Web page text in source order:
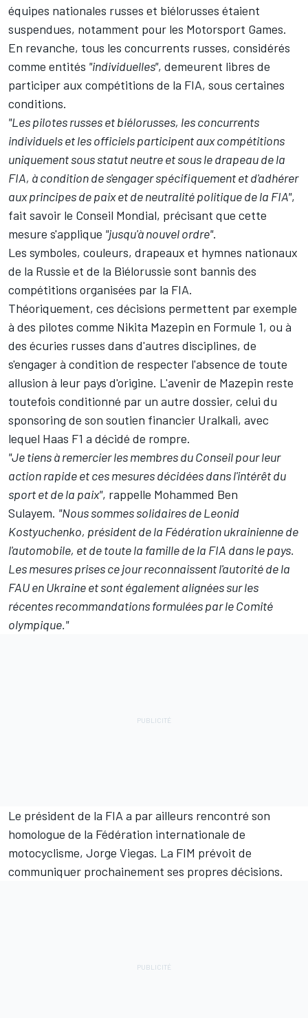
équipes nationales russes et biélorusses étaient
suspendues, notamment pour les Motorsport Games.
En revanche, tous les concurrents russes, considérés
comme entités "individuelles", demeurent libres de
participer aux compétitions de la FIA, sous certaines
conditions.
"Les pilotes russes et biélorusses, les concurrents
individuels et les officiels participent aux compétitions
uniquement sous statut neutre et sous le drapeau de la
FIA, à condition de s'engager spécifiquement et d'adhérer
aux principes de paix et de neutralité politique de la FIA",
fait savoir le Conseil Mondial, précisant que cette
mesure s'applique "jusqu'à nouvel ordre".
Les symboles, couleurs, drapeaux et hymnes nationaux
de la Russie et de la Biélorussie sont bannis des
compétitions organisées par la FIA.
Théoriquement, ces décisions permettent par exemple
à des pilotes comme Nikita Mazepin en Formule 1, ou à
des écuries russes dans d'autres disciplines, de
s'engager à condition de respecter l'absence de toute
allusion à leur pays d'origine. L'avenir de Mazepin reste
toutefois conditionné par un autre dossier, celui du
sponsoring de son soutien financier Uralkali, avec
lequel Haas F1 a décidé de rompre.
"Je tiens à remercier les membres du Conseil pour leur
action rapide et ces mesures décidées dans l'intérêt du
sport et de la paix", rappelle Mohammed Ben
Sulayem. "Nous sommes solidaires de Leonid
Kostyuchenko, président de la Fédération ukrainienne de
l'automobile, et de toute la famille de la FIA dans le pays.
Les mesures prises ce jour reconnaissent l'autorité de la
FAU en Ukraine et sont également alignées sur les
récentes recommandations formulées par le Comité
olympique."
Le président de la FIA a par ailleurs rencontré son
homologue de la Fédération internationale de
motocyclisme, Jorge Viegas. La FIM prévoit de
communiquer prochainement ses propres décisions.